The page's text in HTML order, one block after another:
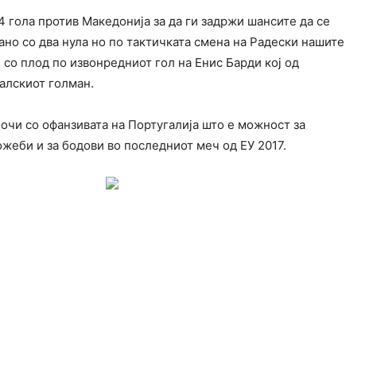
гола против Македонија за да ги задржи шансите да се
со два нула но по тактичката смена на Радески нашите
плод по извонредниот гол на Енис Барди кој од
голман.
со офанзивата на Португалија што е можност за
и за бодови во последниот меч од ЕУ 2017.